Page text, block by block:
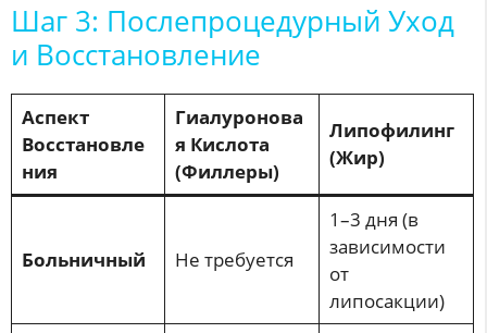
Шаг 3: Послепроцедурный Уход
и Восстановление
Аспект
Восстановле
ния
Гиалуронова
я Кислота
(Филлеры)
Липофилинг
(Жир)
Больничный Не требуется
1–3 дня (в
зависимости
от
липосакции)